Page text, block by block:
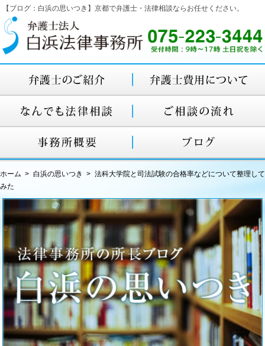
【ブログ：白浜の思いつき】京都で弁護士・法律相談ならお任せください。
ホーム 白浜の思いつき
法科大学院と司法試験の合格率などについて整理して
みた